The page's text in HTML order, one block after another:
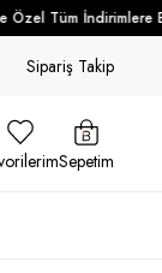
Tüm İndirimlere
Sipariş Takip
Sepetim